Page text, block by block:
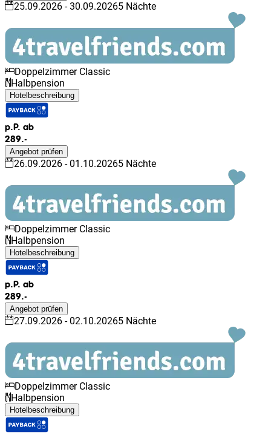
25.09.2026 -30.09.20265 Nächte
Doppelzimmer Classic
Halbpension
Hotelbeschreibung
p.P. ab
289.-
Angebot prüfen
26.09.2026 -01.10.20265 Nächte
Doppelzimmer Classic
Halbpension
Hotelbeschreibung
p.P. ab
289.-
Angebot prüfen
27.09.2026 -02.10.20265 Nächte
Doppelzimmer Classic
Halbpension
Hotelbeschreibung